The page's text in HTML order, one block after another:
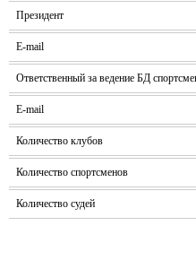
Президент
E-mail
Ответственный за ведение БД
E-mail
Количество клубов
Количество спортсменов
Количество судей